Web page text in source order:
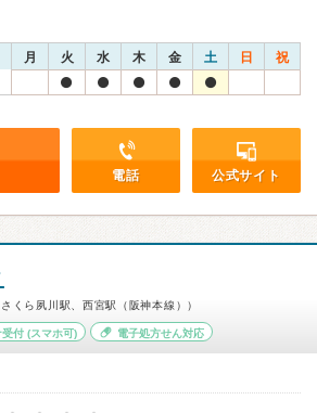
月 火 水 木 金 土 日 祝
電話 公式サイト
くら夙川駅、西宮駅（阪神本線））
受付(スマホ可) 電子処方せん対応